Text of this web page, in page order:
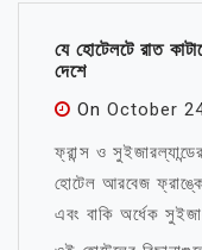
যে হোটেলটে রাত
দেশে
On October
ফ্রান্স ও
হোটেল আরবেজ
এবং বাকি অর্ধেক